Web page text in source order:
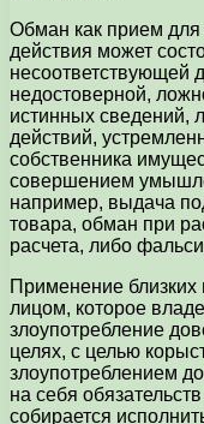
Обман как прием
действия может
несоответствующей
недостоверной,
истинных сведений,
действий,
собственника
совершением
например, выдача
товара, обман при
расчета, либо
Применение
лицом, которое
злоупотребление
целях, с целью
злоупотреблением
на себя
собирается